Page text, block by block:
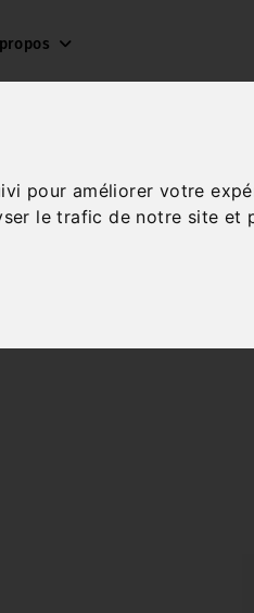
pour améliorer votre
le trafic de notre site et